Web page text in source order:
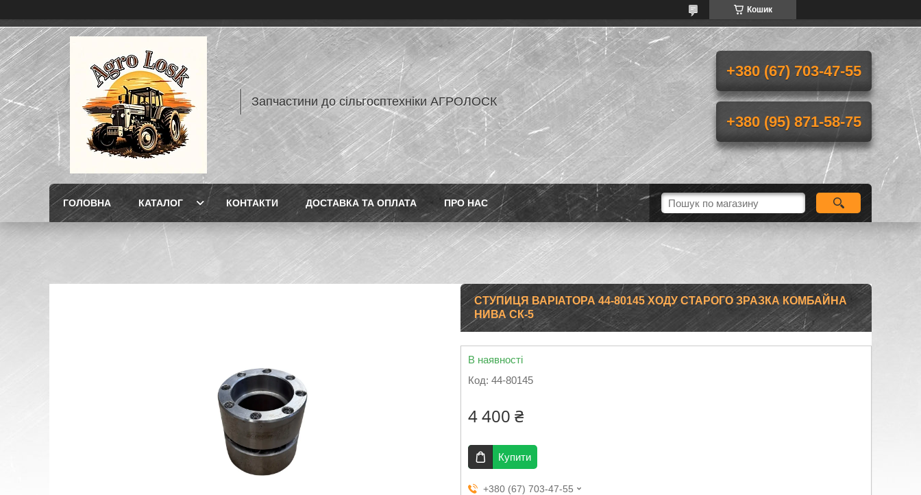
Кошик
Запчастини до сільгосптехніки АГРОЛОСК
+380 (67) 703-47-55
+380 (95) 871-58-75
ГОЛОВНА КАТАЛОГ КОНТАКТИ ДОСТАВКА ТА ОПЛАТА ПРО НАС
СТУПИЦЯ ВАРІАТОРА 44-80145 ХОДУ СТАРОГО ЗРАЗКА КОМБАЙНА
НИВА СК-5
В наявності
Код: 44-80145
4 400 ₴
Купити
+380 (67) 703-47-55